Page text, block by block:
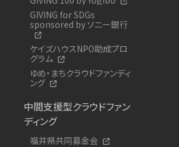
GIVING for SDGs
sponsored by ソニー銀行
ケイズハウスNPO助成プロ
グラム
ゆめ・まちクラウドファンディ
ング
中間支援型クラウドファン
ディング
福井県共同募金会